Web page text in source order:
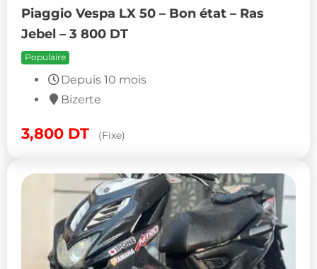
Piaggio Vespa LX 50 – Bon état – Ras
Jebel – 3 800 DT
Populaire
Depuis 10 mois
Bizerte
3,800 DT (Fixe)